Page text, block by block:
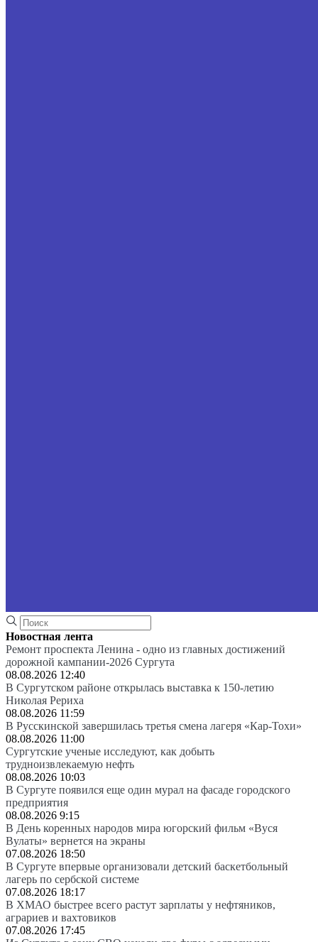
Новостная лента
Ремонт проспекта Ленина - одно из главных достижений
дорожной кампании-2026 Сургута
08.08.2026 12:40
В Сургутском районе открылась выставка к 150-летию
Николая Рериха
08.08.2026 11:59
В Русскинской завершилась третья смена лагеря «Кар-Тохи»
08.08.2026 11:00
Сургутские ученые исследуют, как добыть
трудноизвлекаемую нефть
08.08.2026 10:03
В Сургуте появился еще один мурал на фасаде городского
предприятия
08.08.2026 9:15
В День коренных народов мира югорский фильм «Вуся
Вулаты» вернется на экраны
07.08.2026 18:50
В Сургуте впервые организовали детский баскетбольный
лагерь по сербской системе
07.08.2026 18:17
В ХМАО быстрее всего растут зарплаты у нефтяников,
аграриев и вахтовиков
07.08.2026 17:45